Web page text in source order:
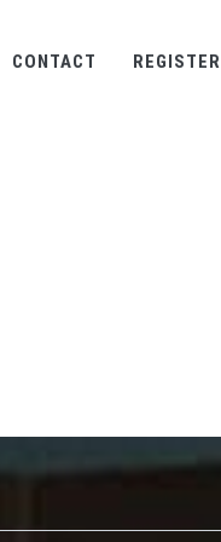
CONTACT REGISTER